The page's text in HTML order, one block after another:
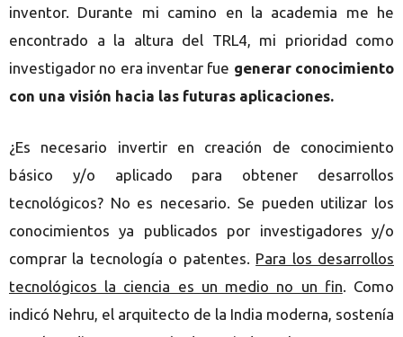
inventor. Durante mi camino en la academia me he
encontrado a la altura del TRL4, mi prioridad como
investigador no era inventar fue generar conocimiento
con una visión hacia las futuras aplicaciones.
¿Es necesario invertir en creación de conocimiento
básico y/o aplicado para obtener desarrollos
tecnológicos? No es necesario. Se pueden utilizar los
conocimientos ya publicados por investigadores y/o
comprar la tecnología o patentes. Para los desarrollos
tecnológicos la ciencia es un medio no un fin. Como
indicó Nehru, el arquitecto de la India moderna, sostenía